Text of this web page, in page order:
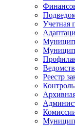
Учетная
Реестр